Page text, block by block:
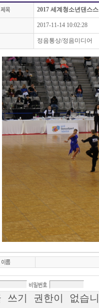
2017 세계청소년댄스
2017-11-14 10:02:28
정음통상/정음미디어